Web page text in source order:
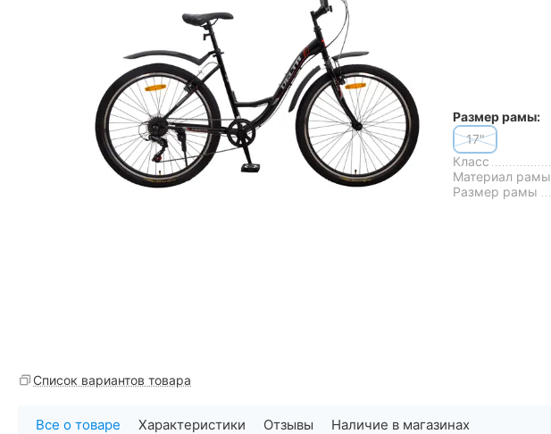
Размер рамы:
17"
Класс
Материал рамы
Размер рамы
Список вариантов товара
Все о товаре Характеристики Отзывы Наличие в магазинах